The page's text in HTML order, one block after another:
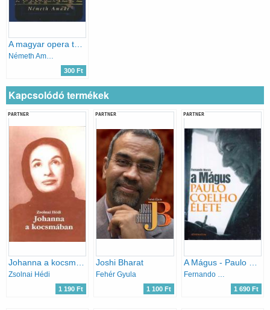
A magyar opera története
Németh Amadé
300 Ft
Kapcsolódó termékek
PARTNER
Johanna a kocsmában
Zsolnai Hédi
1 190 Ft
PARTNER
Joshi Bharat
Fehér Gyula
1 100 Ft
PARTNER
A Mágus - Paulo Coelho élete
Fernando Morais
1 690 Ft